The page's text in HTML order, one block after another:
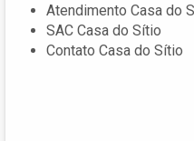
Atendimento Casa do
SAC Casa do Sítio
Contato Casa do Sítio